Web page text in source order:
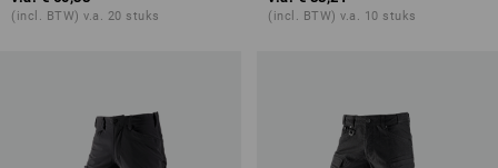
(incl. BTW) v.a. 20 stuks (incl. BTW) v.a. 10 stuks